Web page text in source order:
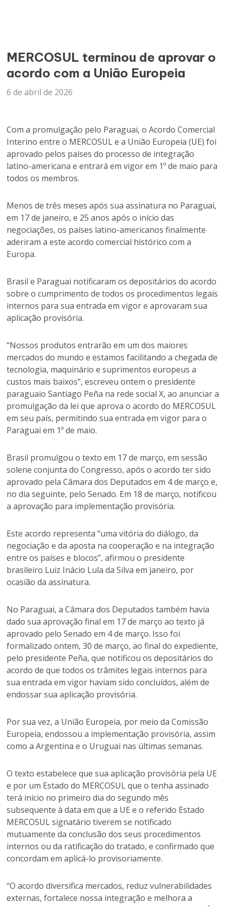
MERCOSUL terminou de aprovar o
acordo com a União Europeia
6 de abril de 2026
Com a promulgação pelo Paraguai, o Acordo Comercial
Interino entre o MERCOSUL e a União Europeia (UE) foi
aprovado pelos países do processo de integração
latino-americana e entrará em vigor em 1º de maio para
todos os membros.
Menos de três meses após sua assinatura no Paraguai,
em 17 de janeiro, e 25 anos após o início das
negociações, os países latino-americanos finalmente
aderiram a este acordo comercial histórico com a
Europa.
Brasil e Paraguai notificaram os depositários do acordo
sobre o cumprimento de todos os procedimentos legais
internos para sua entrada em vigor e aprovaram sua
aplicação provisória.
“Nossos produtos entrarão em um dos maiores
mercados do mundo e estamos facilitando a chegada de
tecnologia, maquinário e suprimentos europeus a
custos mais baixos”, escreveu ontem o presidente
paraguaio Santiago Peña na rede social X, ao anunciar a
promulgação da lei que aprova o acordo do MERCOSUL
em seu país, permitindo sua entrada em vigor para o
Paraguai em 1º de maio.
Brasil promulgou o texto em 17 de março, em sessão
solene conjunta do Congresso, após o acordo ter sido
aprovado pela Câmara dos Deputados em 4 de março e,
no dia seguinte, pelo Senado. Em 18 de março, notificou
a aprovação para implementação provisória.
Este acordo representa “uma vitória do diálogo, da
negociação e da aposta na cooperação e na integração
entre os países e blocos”, afirmou o presidente
brasileiro Luiz Inácio Lula da Silva em janeiro, por
ocasião da assinatura.
No Paraguai, a Câmara dos Deputados também havia
dado sua aprovação final em 17 de março ao texto já
aprovado pelo Senado em 4 de março. Isso foi
formalizado ontem, 30 de março, ao final do expediente,
pelo presidente Peña, que notificou os depositários do
acordo de que todos os trâmites legais internos para
sua entrada em vigor haviam sido concluídos, além de
endossar sua aplicação provisória.
Por sua vez, a União Europeia, por meio da Comissão
Europeia, endossou a implementação provisória, assim
como a Argentina e o Uruguai nas últimas semanas.
O texto estabelece que sua aplicação provisória pela UE
e por um Estado do MERCOSUL que o tenha assinado
terá início no primeiro dia do segundo mês
subsequente à data em que a UE e o referido Estado
MERCOSUL signatário tiverem se notificado
mutuamente da conclusão dos seus procedimentos
internos ou da ratificação do tratado, e confirmado que
concordam em aplicá-lo provisoriamente.
“O acordo diversifica mercados, reduz vulnerabilidades
externas, fortalece nossa integração e melhora a